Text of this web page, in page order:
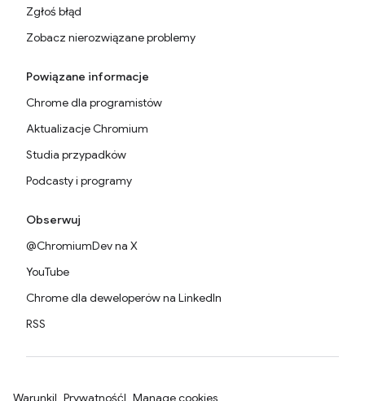
Zgłoś błąd
Zobacz nierozwiązane problemy
Powiązane informacje
Chrome dla programistów
Aktualizacje Chromium
Studia przypadków
Podcasty i programy
Obserwuj
@ChromiumDev na X
YouTube
Chrome dla deweloperów na LinkedIn
RSS
Warunki Prywatność Manage cookies